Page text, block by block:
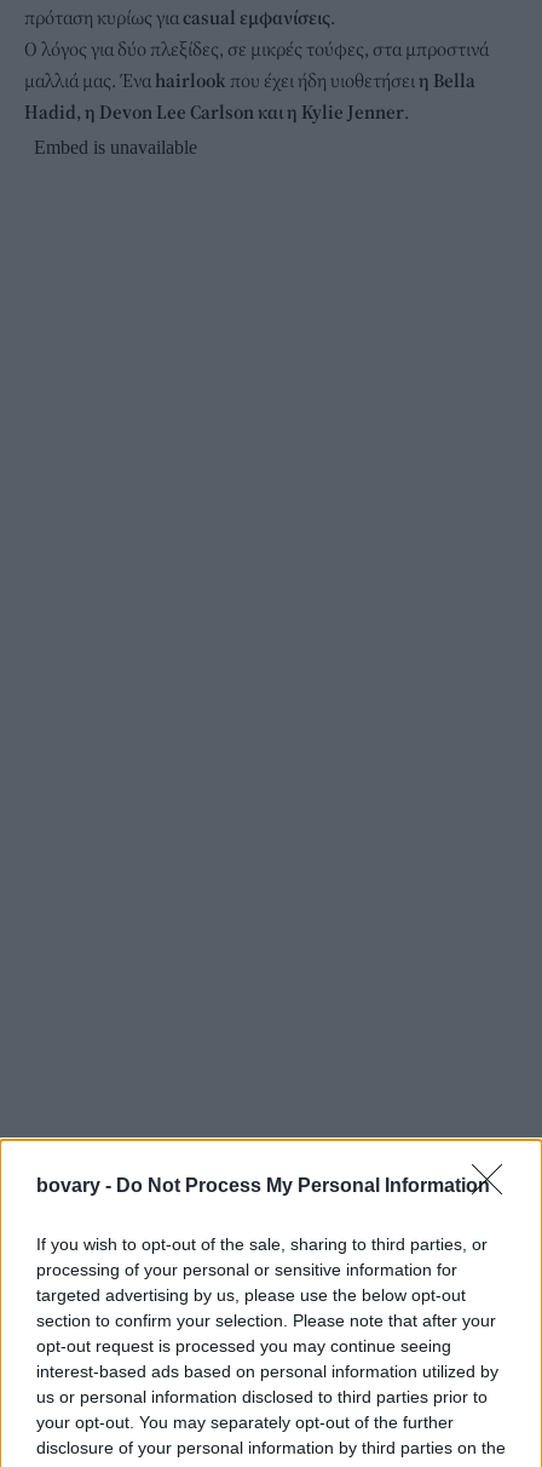
bovary - Do Not Process My Personal Information
If you wish to opt-out of the sale, sharing to third parties, or
processing of your personal or sensitive information for
targeted advertising by us, please use the below opt-out
section to confirm your selection. Please note that after your
opt-out request is processed you may continue seeing
interest-based ads based on personal information utilized by
us or personal information disclosed to third parties prior to
your opt-out. You may separately opt-out of the further
disclosure of your personal information by third parties on the
πρόταση κυρίως γιαcasual εμφανίσεις.
Ο λόγος για δύο πλεξίδες, σε μικρές τούφες, στα μπροστινά
μαλλιά μας. Ένα hairlook που έχει ήδη υιοθετήσειη Bella
Hadid, η Devon Lee Carlson και η Kylie Jenner.
Αξίζει να αναφέρουμε ότι το συγκεκριμένο hairstyle μας
θυμίζει την Kate Moss στο ντεμπούτο της, στο περιοδικό
Face"αλλά και τη Hilary Duff, στο ρόλο της ως Lizzie McGuire.